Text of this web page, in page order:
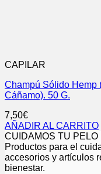
CAPILAR
Champú Sólido Hemp
Cáñamo). 50 G.
7,50€
AÑADIR AL CARRITO
CUIDAMOS TU PELO
Productos para el
accesorios y artículos
bienestar.